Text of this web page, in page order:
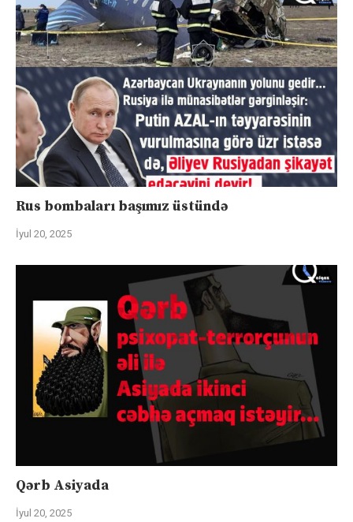
Rus bombaları başımız üstündə
İyul 20, 2025
Qərb Asiyada
İyul 20, 2025